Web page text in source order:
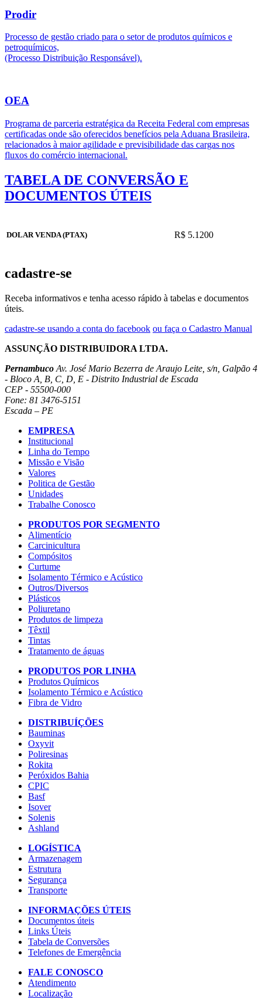
Prodir
Processo de gestão criado para o setor de produtos químicos e
petroquímicos,
(Processo Distribuição Responsável).
OEA
Programa de parceria estratégica da Receita Federal com empresas
certificadas onde são oferecidos benefícios pela Aduana Brasileira,
relacionados à maior agilidade e previsibilidade das cargas nos
fluxos do comércio internacional.
TABELA DE CONVERSÃO E
DOCUMENTOS ÚTEIS
DOLAR VENDA (PTAX) R$ 5.1200
cadastre-se
Receba informativos e tenha acesso rápido à tabelas e documentos
úteis.
cadastre-se usando a conta do facebook ou faça o Cadastro Manual
ASSUNÇÃO DISTRIBUIDORA LTDA.
Pernambuco Av. José Mario Bezerra de Araujo Leite, s/n, Galpão 4
- Bloco A, B, C, D, E - Distrito Industrial de Escada
CEP - 55500-000
Fone: 81 3476-5151
Escada – PE
EMPRESA
Institucional
Linha do Tempo
Missão e Visão
Valores
Politica de Gestão
Unidades
Trabalhe Conosco
PRODUTOS POR SEGMENTO
Alimentício
Carcinicultura
Compósitos
Curtume
Isolamento Térmico e Acústico
Outros/Diversos
Plásticos
Poliuretano
Produtos de limpeza
Têxtil
Tintas
Tratamento de águas
PRODUTOS POR LINHA
Produtos Químicos
Isolamento Térmico e Acústico
Fibra de Vidro
DISTRIBUÍÇÕES
Bauminas
Oxyvit
Poliresinas
Rokita
Peróxidos Bahia
CPIC
Basf
Isover
Solenis
Ashland
LOGÍSTICA
Armazenagem
Estrutura
Segurança
Transporte
INFORMAÇÕES ÚTEIS
Documentos úteis
Links Úteis
Tabela de Conversões
Telefones de Emergência
FALE CONOSCO
Atendimento
Localização